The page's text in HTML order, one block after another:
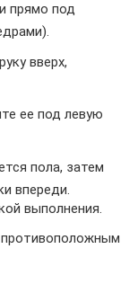
прямо под
вверх,
ее под левую
пола, затем
впереди.
выполнения.